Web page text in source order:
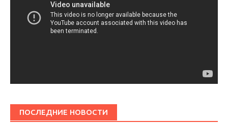
ПОСЛЕДНИЕ НОВОСТИ